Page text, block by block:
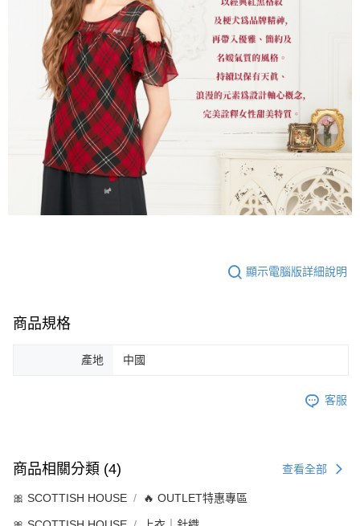
顯示電腦版詳細說明
商品規格
產地 中國
客服
商品相關分類 (4) 查看全部
🎀 SCOTTISH HOUSE 🔥 OUTLET特惠專區